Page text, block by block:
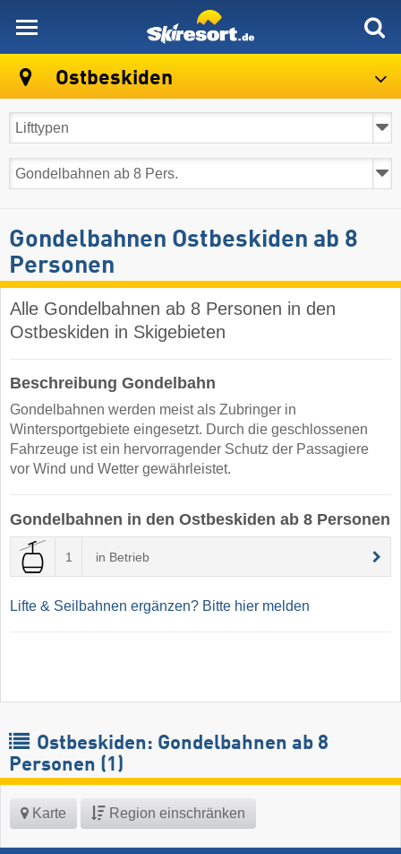
Ostbeskiden
Gondelbahnen Ostbeskiden ab 8
Personen
Alle Gondelbahnen ab 8 Personen in den
Ostbeskiden in Skigebieten
Beschreibung Gondelbahn
Gondelbahnen werden meist als Zubringer in
Wintersportgebiete eingesetzt. Durch die geschlossenen
Fahrzeuge ist ein hervorragender Schutz der Passagiere
vor Wind und Wetter gewährleistet.
Gondelbahnen in den Ostbeskiden ab 8 Personen
1 in Betrieb
Lifte & Seilbahnen ergänzen? Bitte hier melden
Ostbeskiden: Gondelbahnen ab 8
Personen (1)
Karte Region einschränken